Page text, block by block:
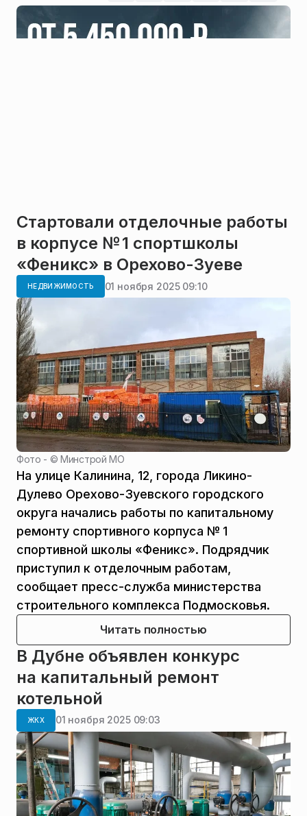
Стартовали отделочные работы
в корпусе № 1 спортшколы
«Феникс» в Орехово-Зуеве
НЕДВИЖИМОСТЬ 01 ноября 2025 09:10
Фото - ©Минстрой МО
На улице Калинина, 12, города Ликино-
Дулево Орехово-Зуевского городского
округа начались работы по капитальному
ремонту спортивного корпуса № 1
спортивной школы «Феникс». Подрядчик
приступил к отделочным работам,
сообщает пресс-служба министерства
строительного комплекса Подмосковья.
Читать полностью
В Дубне объявлен конкурс
на капитальный ремонт
котельной
ЖКХ 01 ноября 2025 09:03